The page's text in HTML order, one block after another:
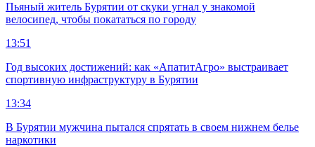
Пьяный житель Бурятии от скуки угнал у знакомой
велосипед, чтобы покататься по городу
13:51
Год высоких достижений: как «АпатитАгро» выстраивает
спортивную инфраструктуру в Бурятии
13:34
В Бурятии мужчина пытался спрятать в своем нижнем белье
наркотики